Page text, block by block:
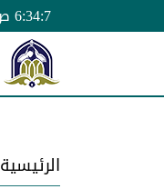
6:34:7 ص
الرئيسية